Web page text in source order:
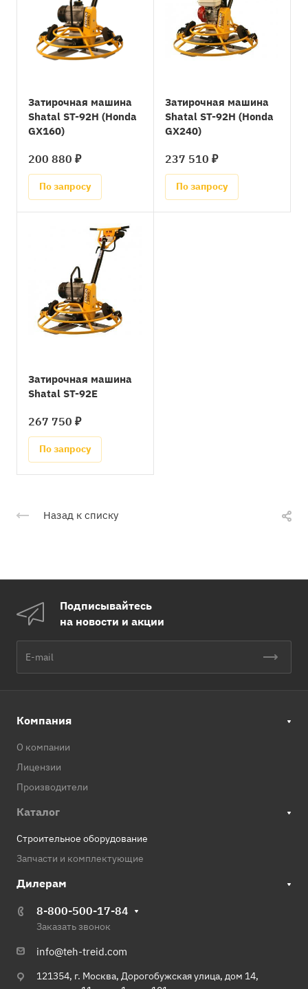
Затирочная машина
Shatal ST-92H (Honda
GX160)
200 880 ₽
По запросу
Затирочная машина
Shatal ST-92H (Honda
GX240)
237 510 ₽
По запросу
Затирочная машина
Shatal ST-92E
267 750 ₽
По запросу
Назад к списку
Подписывайтесь
на новости и акции
Компания
О компании
Лицензии
Производители
Каталог
Строительное оборудование
Запчасти и комплектующие
Дилерам
8-800-500-17-84
Заказать звонок
info@teh-treid.com
121354, г. Москва, Дорогобужская улица, дом 14,